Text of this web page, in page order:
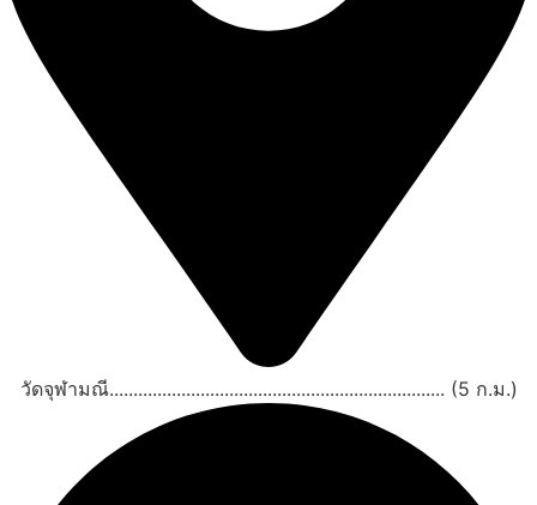
วัดจุฬามณี...................................................................... (5 ก.ม.)